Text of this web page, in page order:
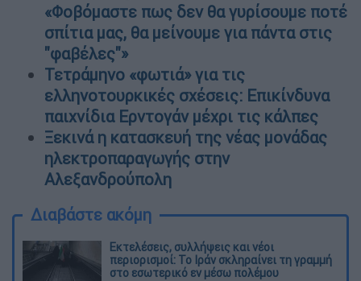
«Φοβόμαστε πως δεν θα γυρίσουμε ποτέ
σπίτια μας, θα μείνουμε για πάντα στις
"φαβέλες"»
Τετράμηνο «φωτιά» για τις
ελληνοτουρκικές σχέσεις: Επικίνδυνα
παιχνίδια Ερντογάν μέχρι τις κάλπες
Ξεκινά η κατασκευή της νέας μονάδας
ηλεκτροπαραγωγής στην
Αλεξανδρούπολη
Διαβάστε ακόμη
Εκτελέσεις, συλλήψεις και νέοι
περιορισμοί: Το Ιράν σκληραίνει τη γραμμή
στο εσωτερικό εν μέσω πολέμου